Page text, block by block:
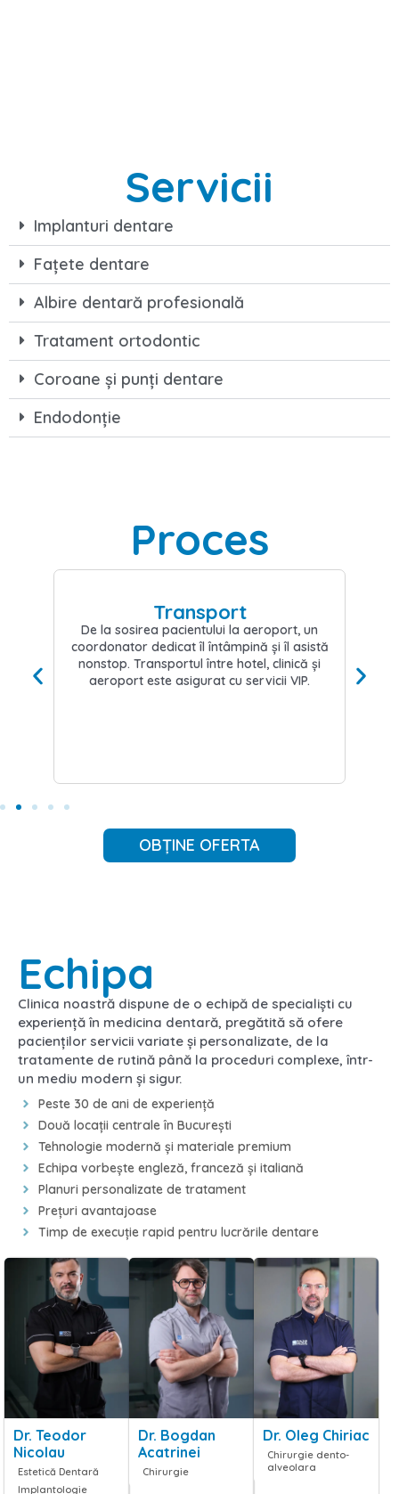
Servicii
Implanturi dentare
Fațete dentare
Albire dentară profesională
Tratament ortodontic
Coroane și punți dentare
Endodonție
Proces
la aeroport, un
îl întâmpină și îl asistă
între hotel, clinică și
cu servicii VIP.
După ce pacientul s-a odihnit
coordonatorul îl conduce la
dentistul efectuează gratuit
consultație și controlul
OBȚINE OFERTA
Dr. Teodor
Nicolau
Estetică Dentară
Implantologie
Dr. Bogdan
Acatrinei
Chirurgie
Dr. Oleg Chiriac
Chirurgie dento-
alveolara
Echipa
Clinica noastră dispune de o echipă de specialiști cu
experiență în medicina dentară, pregătită să ofere
pacienților servicii variate și personalizate, de la
tratamente de rutină până la proceduri complexe, într-
un mediu modern și sigur.
Peste 30 de ani de experiență
Două locații centrale în București
Tehnologie modernă și materiale premium
Echipa vorbește engleză, franceză și italiană
Planuri personalizate de tratament
Prețuri avantajoase
Timp de execuție rapid pentru lucrările dentare